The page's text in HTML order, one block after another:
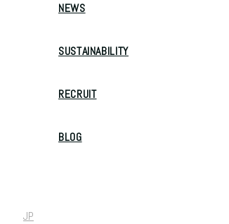
NEWS
SUSTAINABILITY
RECRUIT
BLOG
JP